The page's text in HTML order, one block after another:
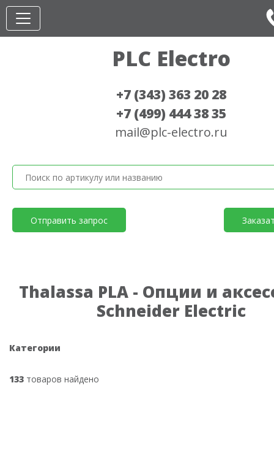
PLC Electro
+7 (343) 363 20 28
+7 (499) 444 38 35
mail@plc-electro.ru
Отправить запрос
Thalassa PLA - Опции и
Schneider Electric
Категории
133 товаров найдено